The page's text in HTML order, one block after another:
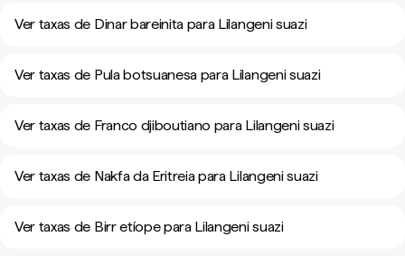
Ver taxas de Dinar bareinita para Lilangeni suazi
Ver taxas de Pula botsuanesa para Lilangeni suazi
Ver taxas de Franco djiboutiano para Lilangeni suazi
Ver taxas de Nakfa da Eritreia para Lilangeni suazi
Ver taxas de Birr etíope para Lilangeni suazi